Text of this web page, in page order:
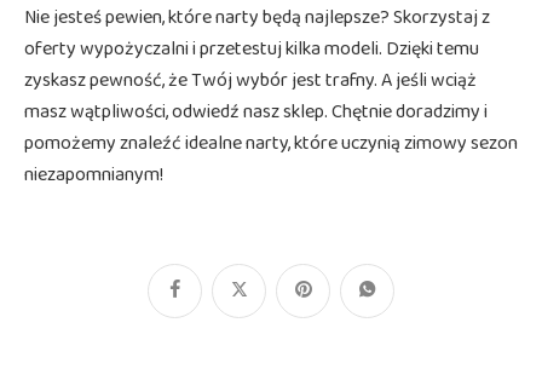
Nie jesteś pewien, które narty będą najlepsze? Skorzystaj z
oferty wypożyczalni i przetestuj kilka modeli. Dzięki temu
zyskasz pewność, że Twój wybór jest trafny. A jeśli wciąż
masz wątpliwości, odwiedź nasz sklep. Chętnie doradzimy i
pomożemy znaleźć idealne narty, które uczynią zimowy sezon
niezapomnianym!